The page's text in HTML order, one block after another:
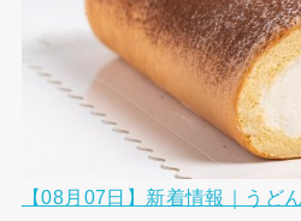
【08月07日】新着情報｜うど